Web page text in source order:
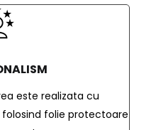
este realizata cu
folie protectoare